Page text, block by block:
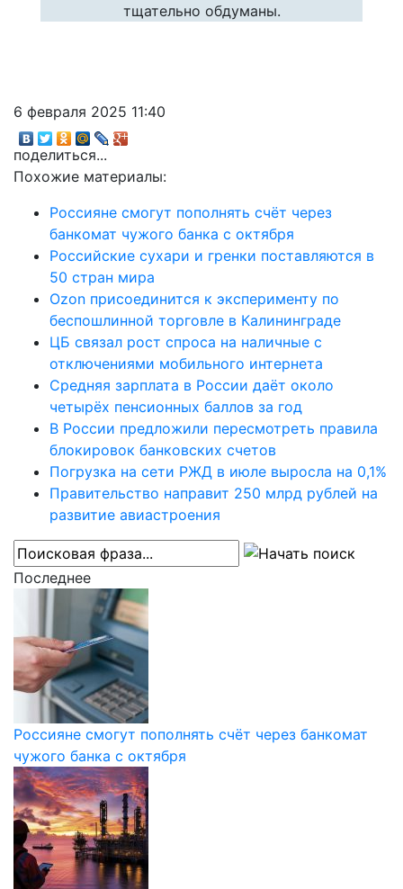
тщательно обдуманы.
6 февраля 2025 11:40
поделиться...
Похожие материалы:
Россияне смогут пополнять счёт через
банкомат чужого банка с октября
Российские сухари и гренки поставляются в
50 стран мира
Ozon присоединится к эксперименту по
беспошлинной торговле в Калининграде
ЦБ связал рост спроса на наличные с
отключениями мобильного интернета
Средняя зарплата в России даёт около
четырёх пенсионных баллов за год
В России предложили пересмотреть правила
блокировок банковских счетов
Погрузка на сети РЖД в июле выросла на 0,1%
Правительство направит 250 млрд рублей на
развитие авиастроения
Последнее
Россияне смогут пополнять счёт через банкомат
чужого банка с октября